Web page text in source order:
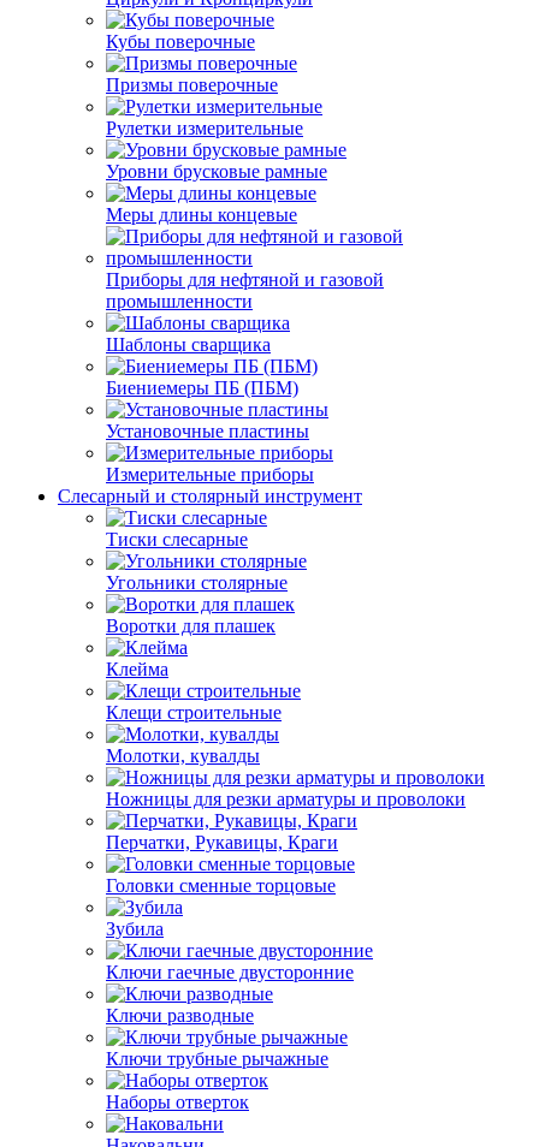
Кубы поверочные
Призмы поверочные
Рулетки измерительные
Уровни брусковые рамные
Меры длины концевые
Приборы для нефтяной и газовой
промышленности
Шаблоны сварщика
Биениемеры ПБ (ПБМ)
Установочные пластины
Измерительные приборы
Слесарный и столярный инструмент
Тиски слесарные
Угольники столярные
Воротки для плашек
Клейма
Клещи строительные
Молотки, кувалды
Ножницы для резки арматуры и проволоки
Перчатки, Рукавицы, Краги
Головки сменные торцовые
Зубила
Ключи гаечные двусторонние
Ключи разводные
Ключи трубные рычажные
Наборы отверток